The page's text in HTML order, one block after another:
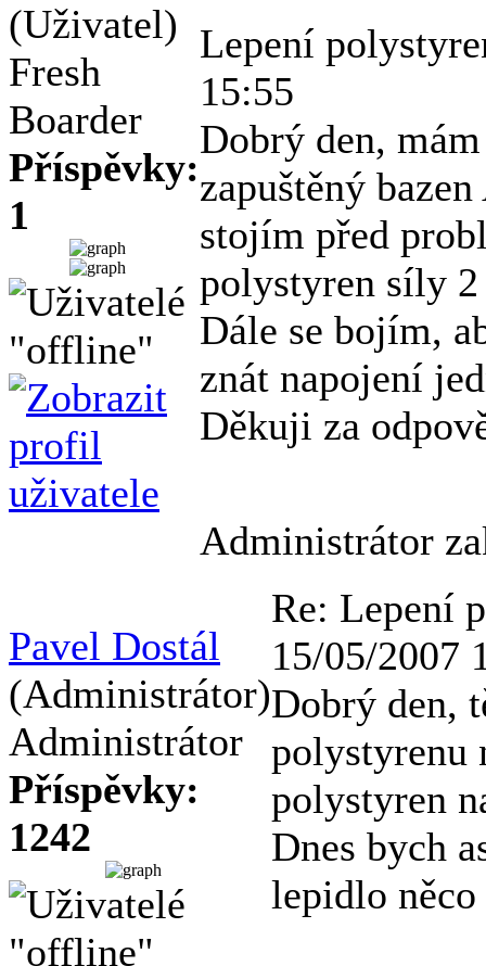
(Uživatel)
Fresh
Boarder
Příspěvky:
1
Lepení
15:55
Dobrý den,
zapuštěný
stojím před
polystyren síly 2
Dále se bojím,
znát napojení
Děkuji za
Administrátor
Pavel Dostál
(Administrátor)
Administrátor
Příspěvky:
1242
Re: Lepení
15/05/2007
Dobrý den,
polystyrenu
polystyren
Dnes bych
lepidlo něco